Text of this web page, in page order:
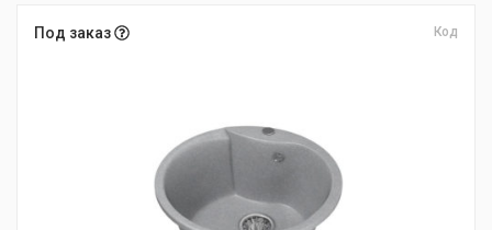
Под заказ Код